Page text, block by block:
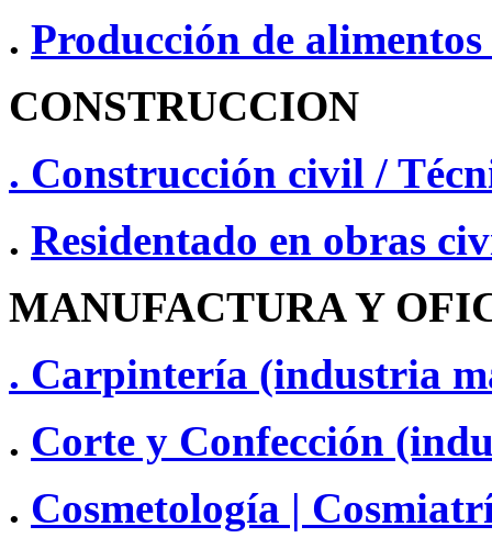
. Producción de
CONSTRUCCION
. Construcción civil /
. Residentado en obras
MANUFACTURA Y
. Carpintería (industria
. Corte y Confección
. Cosmetología |